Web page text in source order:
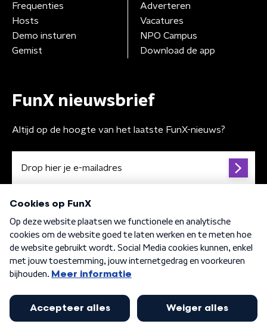
Frequenties
Hosts
Demo insturen
Gemist
Adverteren
Vacatures
NPO Campus
Download de app
FunX nieuwsbrief
Altijd op de hoogte van het laatste FunX-nieuws?
Algemene voorwaarden Privacybeleid